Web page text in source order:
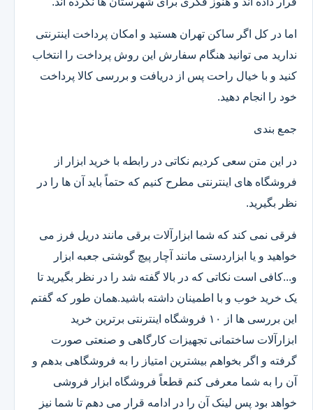
اما در کل اگر ساکن تهران هستید و امکان پرداخت اینترنتی
ندارید می توانید هنگام سفارش این روش پرداخت را انتخاب
کنید و با خیال راحت پس از دریافت و بررسی کالا پرداخت
خود را انجام دهید.
جمع بندی
در این متن سعی کردیم نکاتی در رابطه با خرید ابزار از
فروشگاه های اینترنتی مطرح کنیم که حتماً باید آن ها را در
نظر بگیرید.
فرقی نمی کند که شما ابزارآلات برقی مانند دریل فرز می
خواهید و یا ابزاردستی مانند آچار پیچ گوشتی جعبه ابزار
و...کافی است نکاتی که در بالا گفته شد را در نظر بگیرید تا
یک خرید خوب و با اطمینان داشته باشید.همان طور که گفتم
این بررسی ها از ۱۰ فروشگاه اینترنتی برترین خرید
ابزارآلات ساختمانی تجهیزات کارگاهی و صنعتی صورت
گرفته و اگر بخواهم بیشترین امتیاز را به فروشگاهی بدهم و
آن را به شما معرفی کنم قطعاً فروشگاه ابزار فروشی
خواهد بود پس لینک آن را در ادامه قرار می دهم تا شما نیز